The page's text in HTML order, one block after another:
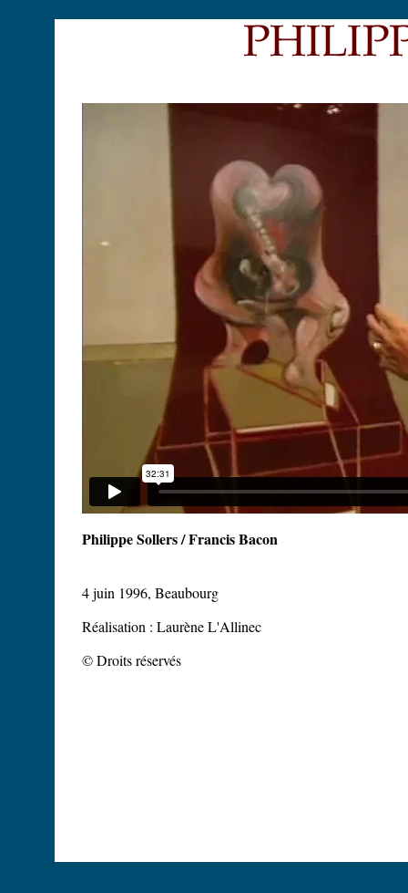
Philippe Sollers / Francis Bacon
4 juin 1996, Beaubourg
Réalisation : Laurène L'Allinec
© Droits réservés